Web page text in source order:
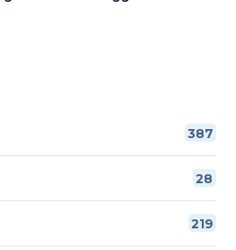
387
28
219